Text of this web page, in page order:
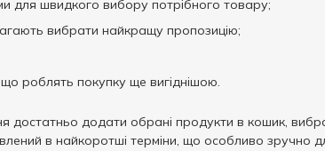
для швидкого вибору потрібного товару;
вибрати найкращу пропозицію;
що роблять покупку ще вигіднішою.
додати обрані продукти в кошик,
в найкоротші терміни, що особливо зручно